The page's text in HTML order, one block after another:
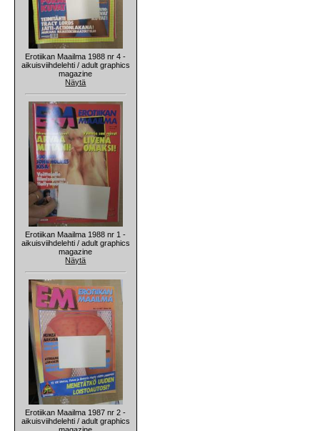
Erotiikan Maailma 1988 nr 4 -
aikuisviihdelehti / adult graphics
magazine
Näytä
Erotiikan Maailma 1988 nr 1 -
aikuisviihdelehti / adult graphics
magazine
Näytä
Erotiikan Maailma 1987 nr 2 -
aikuisviihdelehti / adult graphics